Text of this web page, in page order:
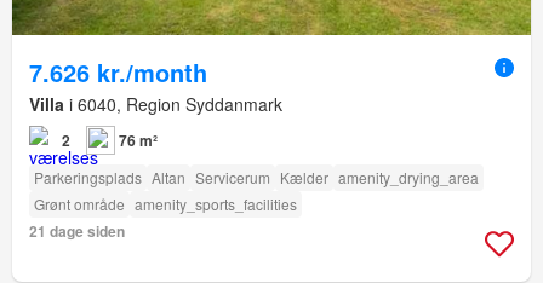
7.626 kr./month
Villa i 6040, Region Syddanmark
2 76 m²
Parkeringsplads Altan Servicerum Kælder amenity_drying_area
Grønt område amenity_sports_facilities
21 dage siden